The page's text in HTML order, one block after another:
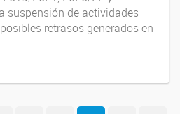
suspensión de actividades
retrasos generados en